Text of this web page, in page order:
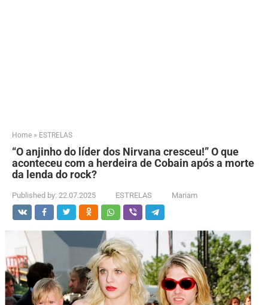
Home » ESTRELAS
“O anjinho do líder dos Nirvana cresceu!” O que
aconteceu com a herdeira de Cobain após a morte
da lenda do rock?
Published by: 22.07.2025 ESTRELAS Mariam